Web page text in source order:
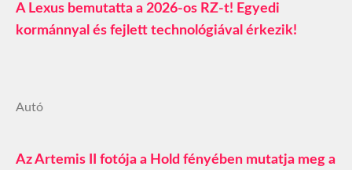
A Lexus bemutatta a 2026-os RZ-t! Egyedi
kormánnyal és fejlett technológiával érkezik!
Autó
Az Artemis II fotója a Hold fényében mutatja meg a